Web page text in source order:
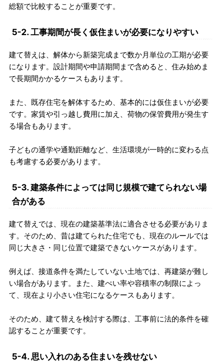
総額で比較することが重要です。
5-2. 工事期間が長く仮住まいが必要になりやすい
建て替えは、解体から新築完成まで数か月単位の工期が必要
になります。設計期間や申請期間まで含めると、住み始めま
で長期間かかるケースもあります。
また、既存住宅を解体するため、基本的には仮住まいが必要
です。家賃や引っ越し費用に加え、荷物の保管費用が発生す
る場合もあります。
子どもの通学や通勤距離など、生活環境が一時的に変わる点
も考慮する必要があります。
5-3. 建築条件によっては同じ規模で建てられない場
合がある
建て替えでは、現在の建築基準法に適合させる必要がありま
す。そのため、昔は建てられた住宅でも、現在のルールでは
同じ大きさ・同じ位置で建築できないケースがあります。
例えば、接道条件を満たしていない土地では、再建築が難し
い場合があります。また、建ぺい率や容積率の制限によっ
て、現在より小さい住宅になるケースもあります。
そのため、建て替えを検討する際は、工事前に法的条件を確
認することが重要です。
5-4. 思い入れのある住まいを残せない